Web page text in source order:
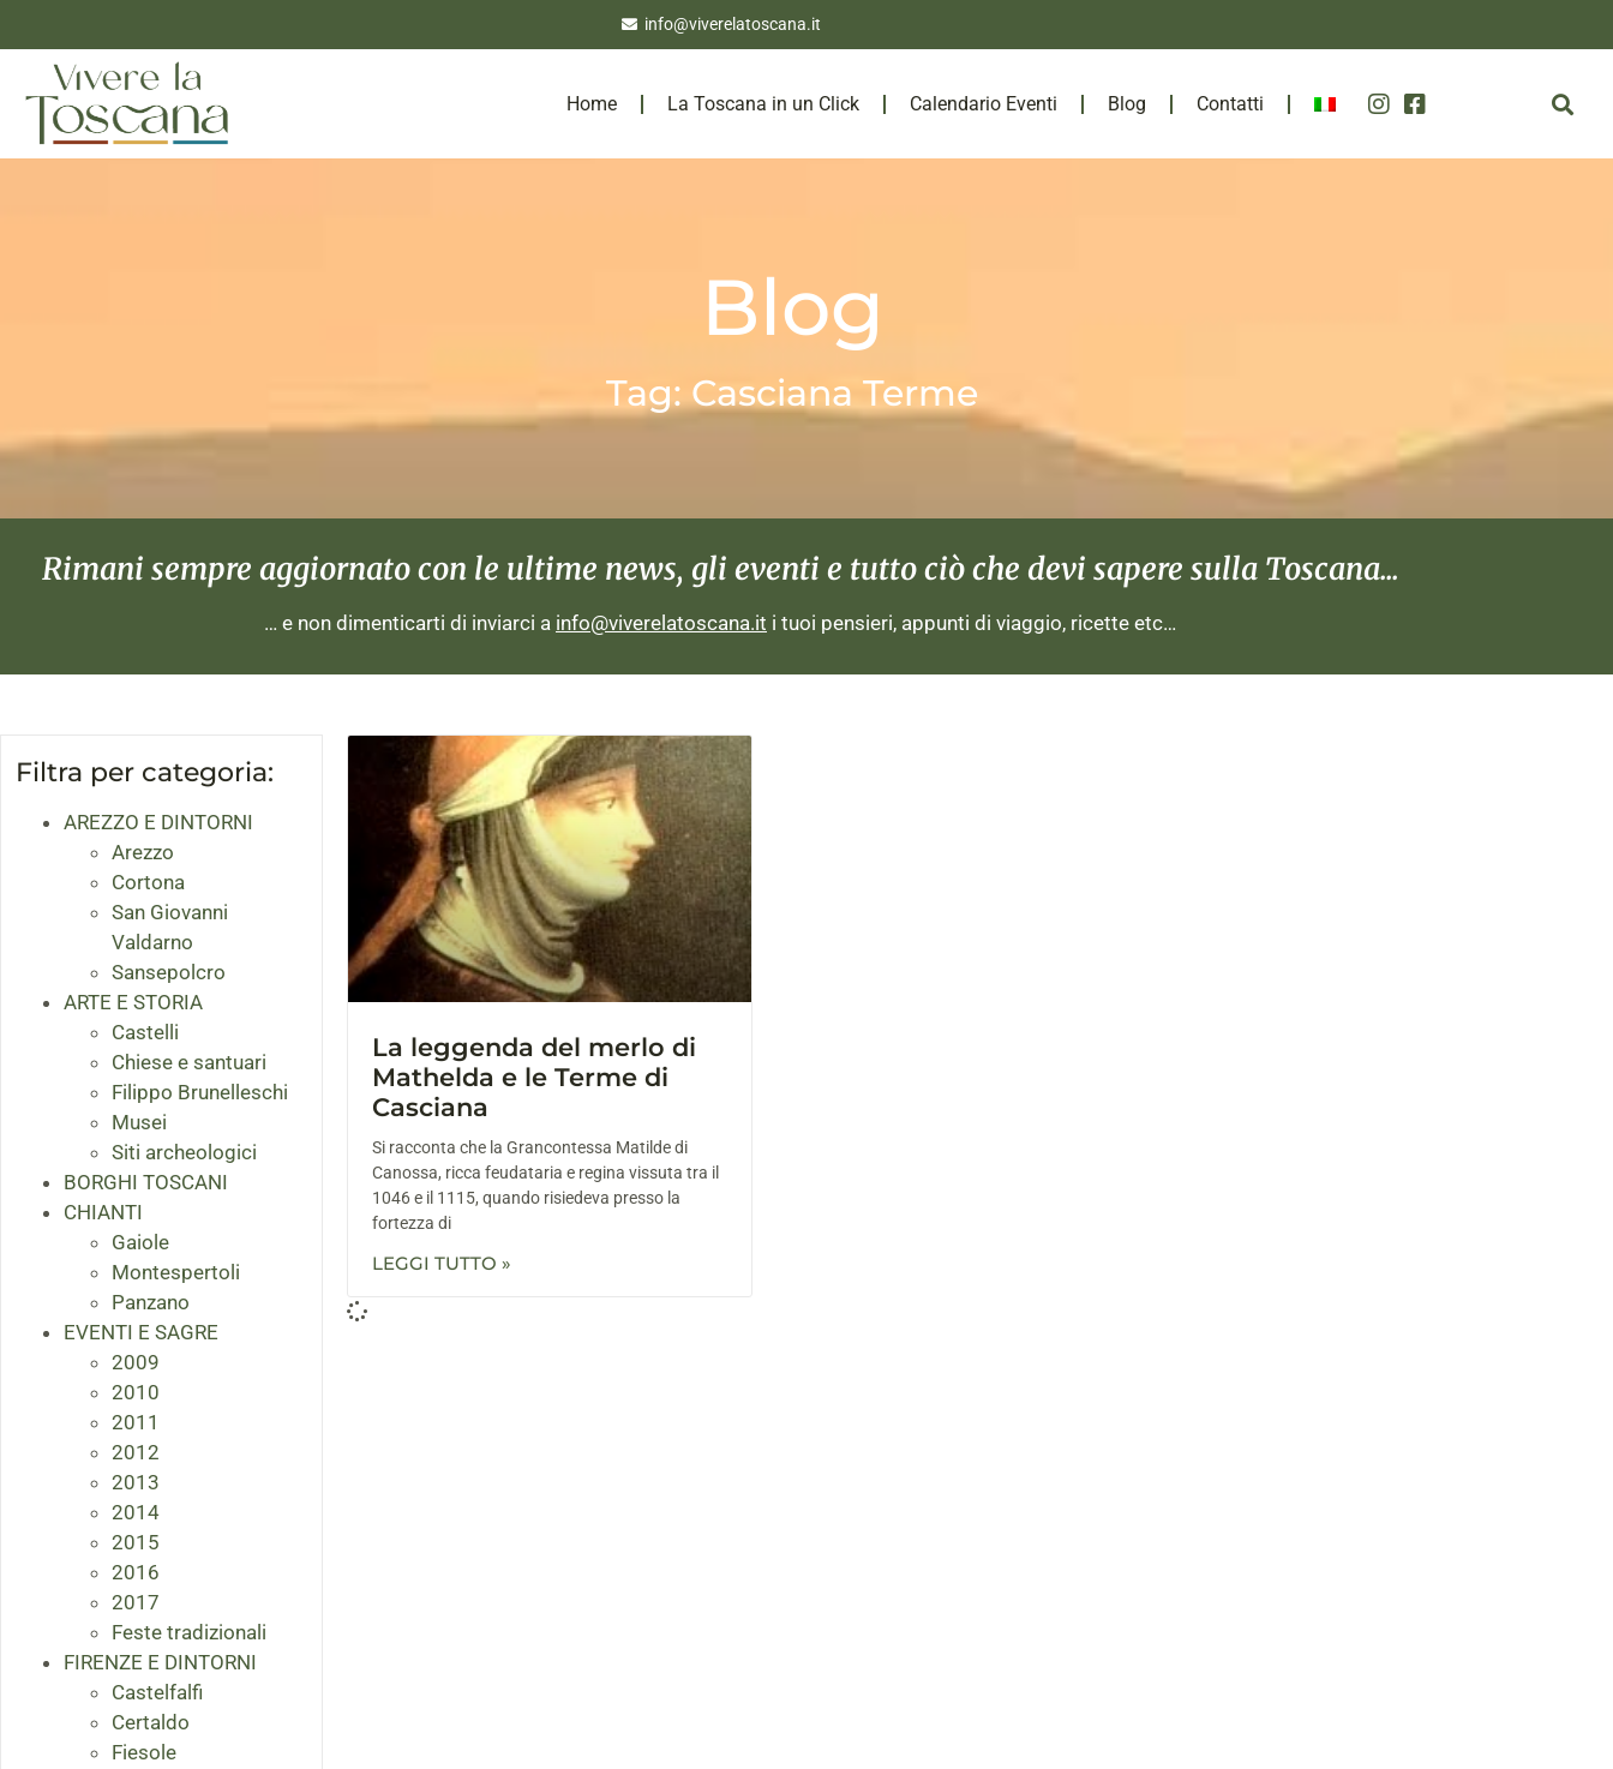
info@viverelatoscana.it
Home La Toscana in un Click Calendario Eventi Blog Contatti
Blog
Tag: Casciana Terme
Rimani sempre aggiornato con le ultime news, gli eventi e tutto ciò che devi sapere sulla Toscana...
… e non dimenticarti di inviarci a info@viverelatoscana.it i tuoi pensieri, appunti di viaggio, ricette etc…
Filtra per categoria:
AREZZO E DINTORNI
Arezzo
Cortona
San Giovanni
Valdarno
Sansepolcro
ARTE E STORIA
Castelli
Chiese e santuari
Filippo Brunelleschi
Musei
Siti archeologici
BORGHI TOSCANI
CHIANTI
Gaiole
Montespertoli
Panzano
EVENTI E SAGRE
2009
2010
2011
2012
2013
2014
2015
2016
2017
Feste tradizionali
FIRENZE E DINTORNI
Castelfalfi
Certaldo
Fiesole
La leggenda del merlo di
Mathelda e le Terme di
Casciana
Si racconta che la Grancontessa Matilde di
Canossa, ricca feudataria e regina vissuta tra il
1046 e il 1115, quando risiedeva presso la
fortezza di
LEGGI TUTTO »